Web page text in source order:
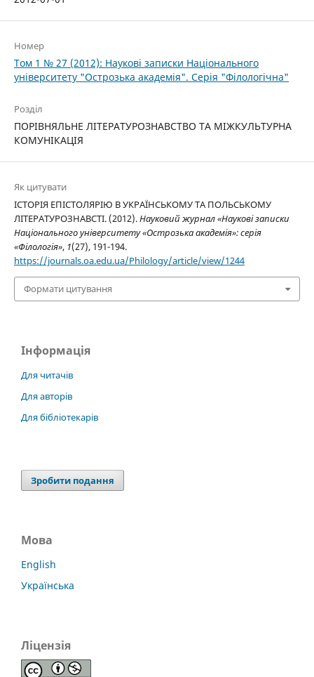
Номер
Том 1 № 27 (2012): Наукові записки Національного
університету "Острозька академія". Серія "Філологічна"
Розділ
ПОРІВНЯЛЬНЕ ЛІТЕРАТУРОЗНАВСТВО ТА МІЖКУЛЬТУРНА
КОМУНІКАЦІЯ
Як цитувати
ІСТОРІЯ ЕПІСТОЛЯРІЮ В УКРАЇНСЬКОМУ ТА ПОЛЬСЬКОМУ
ЛІТЕРАТУРОЗНАВСТІ. (2012).Науковий журнал «Наукові записки
Національного університету «Острозька академія»: серія
«Філологія», 1(27), 191-194.
https://journals.oa.edu.ua/Philology/article/view/1244
Формати цитування
Інформація
Для читачів
Для авторів
Для бібліотекарів
Зробити подання
Мова
English
Українська
Ліцензія